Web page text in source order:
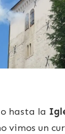
hasta la
vimos un